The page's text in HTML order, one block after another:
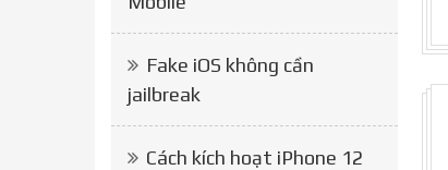
Fake iOS không cần
jailbreak
Cách kích hoạt iPhone 12